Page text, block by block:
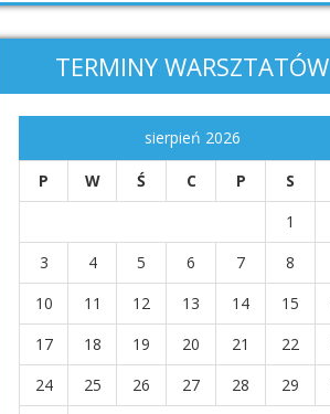
TERMINY WARSZTATÓW
sierpień 2026
P W Ś C P S
1
3
4 5 6 7 8
10
11 12 13 14 15
17
18 19 20 21 22
24
25 26 27 28 29